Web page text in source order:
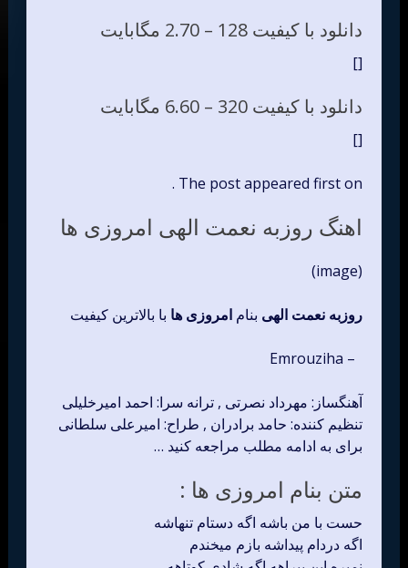
دانلود با کیفیت 128 – 2.70 مگابایت
[]
دانلود با کیفیت 320 – 6.60 مگابایت
[]
The post appeared first on .
اهنگ روزبه نعمت الهی امروزی ها
(image)
روزبه نعمت الهی بنام امروزی ها با بالاترین کیفیت
– Emrouziha
آهنگساز: مهرداد نصرتی , ترانه سرا: احمد امیرخلیلی
تنظیم کننده: حامد برادران , طراح: امیرعلی سلطانی
برای به ادامه مطلب مراجعه کنید …
متن بنام امروزی ها :
حست با من باشه اگه دستام تنهاشه
اگه دردام پیداشه بازم میخندم